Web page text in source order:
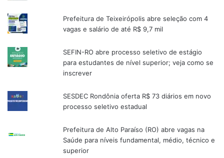
Prefeitura de Teixeirópolis abre seleção com 4
vagas e salário de até R$ 9,7 mil
SEFIN-RO abre processo seletivo de estágio
para estudantes de nível superior; veja como se
inscrever
SESDEC Rondônia oferta R$ 73 diários em novo
processo seletivo estadual
Prefeitura de Alto Paraíso (RO) abre vagas na
Saúde para níveis fundamental, médio, técnico e
superior